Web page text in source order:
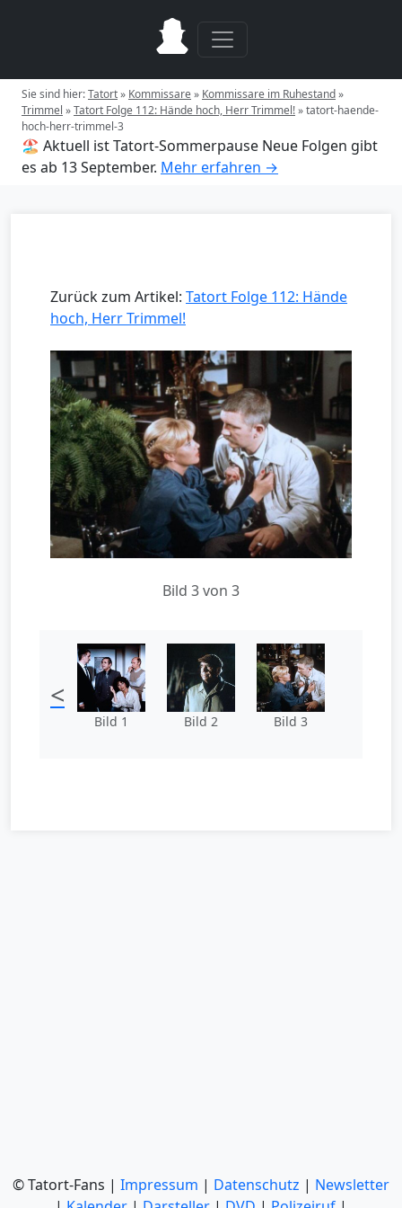
Sie sind hier:Tatort» Kommissare» Kommissare im Ruhestand»
Trimmel »Tatort Folge 112: Hände hoch, Herr Trimmel!»tatort-haende-
hoch-herr-trimmel-3
🏖️ Aktuell ist Tatort-Sommerpause Neue Folgen gibt
es ab 13 September. Mehr erfahren →
Zurück zum Artikel: Tatort Folge 112: Hände
hoch, Herr Trimmel!
Bild 3 von 3
<
Bild 1 Bild 2 Bild 3
© Tatort-Fans | Impressum | Datenschutz | Newsletter